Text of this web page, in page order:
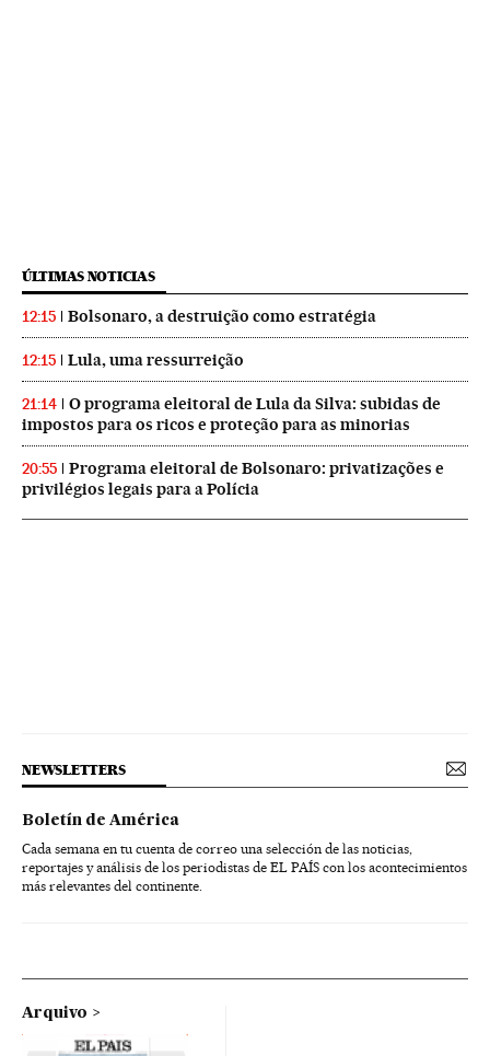
ÚLTIMAS NOTICIAS
12:15 Bolsonaro, a destruição como estratégia
12:15 Lula, uma ressurreição
21:14
O programa eleitoral de Lula da Silva: subidas de
impostos para os ricos e proteção para as minorias
20:55
Programa eleitoral de Bolsonaro: privatizações e
privilégios legais para a Polícia
NEWSLETTERS
Boletín de América
Cada semana en tu cuenta de correo una selección de las noticias,
reportajes y análisis de los periodistas de EL PAÍS con los acontecimientos
más relevantes del continente.
Arquivo